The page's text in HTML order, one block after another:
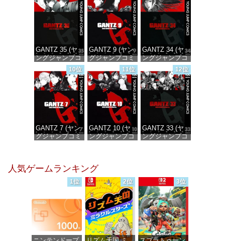
価格：¥100 価格：¥100 価格：¥100
GANTZ 35 (ヤ
ングジャンプコ
DIGITAL)
価格：¥100
GANTZ 9 (ヤン
グジャンプコミ
ックスDIGITAL)
価格：¥100
GANTZ 34 (ヤ
ングジャンプコ
DIGITAL)
価格：¥100
10位
GANTZ 7 (ヤン
グジャンプコミ
11位
GANTZ 10 (ヤ
ングジャンプコ
12位
GANTZ 33 (ヤ
ングジャンプコ
人気ゲームランキング
1位 2位 3位